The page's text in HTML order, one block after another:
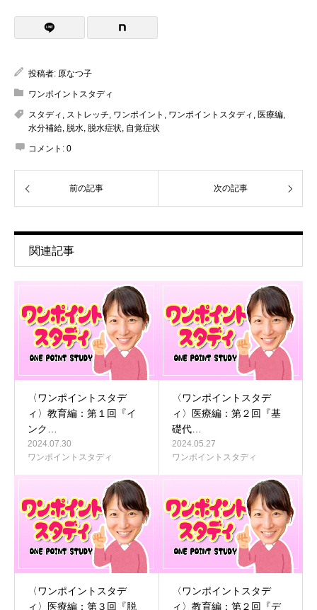
投稿者: 原なつ子
ワンポイントスタディ
スタディ ストレッチ ワンポイント ワンポイントスタディ 医療編
水分補給 脱水 脱水症状 自覚症状
コメント: 0
前の記事 次の記事
関連記事
〈ワンポイントスタデ
ィ〉教育編：第１回『イ
ンク…
2024.07.30
ワンポイントスタディ
〈ワンポイントスタデ
ィ〉医療編：第２回『基
礎代…
2024.05.27
ワンポイントスタディ
〈ワンポイントスタデ
ィ〉医療編：第３回『脱
〈ワンポイントスタデ
ィ〉教育編：第２回『デ